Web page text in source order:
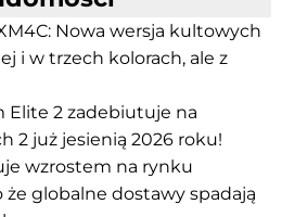
Nowa wersja kultowych
i w trzech kolorach, ale z
Elite 2 zadebiutuje na
2 już jesienią 2026 roku!
wzrostem na rynku
globalne dostawy spadają